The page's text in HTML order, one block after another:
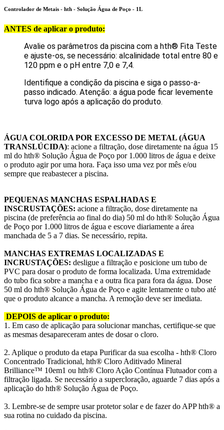
Controlador de Metais - hth - Solução Água de Poço - 1L
ANTES de aplicar o produto:
Avalie os parâmetros da piscina com a hth® Fita Teste
e ajuste-os, se necessário: alcalinidade total entre 80 e
120 ppm e o pH entre 7,0 e 7,4.
Identifique a condição da piscina e siga o passo-a-
passo indicado. Atenção: a água pode ficar levemente
turva logo após a aplicação do produto.
ÁGUA COLORIDA POR EXCESSO DE METAL (ÁGUA
TRANSLÚCIDA): acione a ­filtração, dose diretamente na água 15
ml do hth® Solução Água de Poço por 1.000 litros de água e deixe
o produto agir por uma hora. Faça isso uma vez por mês e/ou
sempre que reabastecer a piscina.
PEQUENAS MANCHAS ESPALHADAS E
INSCRUSTAÇÕES: acione a ­filtração, dose diretamente na
piscina (de preferência ao ­final do dia) 50 ml do hth® Solução Água
de Poço por 1.000 litros de água e escove diariamente a área
manchada de 5 a 7 dias. Se necessário, repita.
MANCHAS EXTREMAS LOCALIZADAS E
INCRUSTAÇÕES: desligue a filtração e posicione um tubo de
PVC para dosar o produto de forma localizada. Uma extremidade
do tubo fica sobre a mancha e a outra fica para fora da água. Dose
50 ml do hth® Solução Água de Poço e agite lentamente o tubo até
que o produto alcance a mancha. A remoção deve ser imediata.
DEPOIS de aplicar o produto:
1. Em caso de aplicação para solucionar manchas, certifique-se que
as mesmas desapareceram antes de dosar o cloro.
2. Aplique o produto da etapa Purificar da sua escolha - hth® Cloro
Concentrado Tradicional, hth® Cloro Aditivado Mineral
Brilliance™ 10em1 ou hth® Cloro Ação Contínua Flutuador com a
filtração ligada. Se necessário a supercloração, aguarde 7 dias após a
aplicação do hth® Solução Água de Poço.
3. Lembre-se de sempre usar protetor solar e de fazer do APP hth® a
sua rotina no cuidado da piscina.